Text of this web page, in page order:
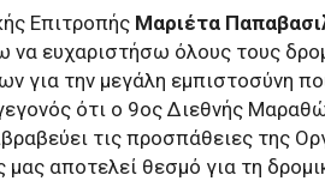
Επιτροπής Μαριέτα
να ευχαριστήσω όλους τους
για την μεγάλη εμπιστοσύνη
ότι ο 9ος Διεθνής
τις προσπάθειες της
αποτελεί θεσμό για τη